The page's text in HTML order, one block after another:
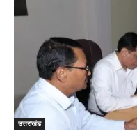
उत्तराखंड